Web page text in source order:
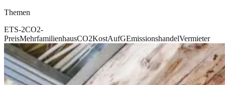
Themen
ETS-2CO2-
PreisMehrfamilienhausCO2KostAufGEmissionshandelVermieter